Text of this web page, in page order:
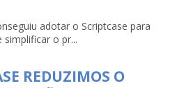
adotar o Scriptcase para
o pr...
REDUZIMOS O